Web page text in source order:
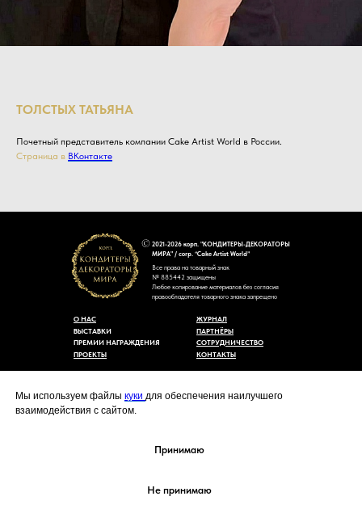
Мы используем файлы куки для обеспечения наилучшего
взаимодействия с сайтом.
Принимаю
Не принимаю
ТОЛСТЫХ ТАТЬЯНА
Почетный представитель компании Cake Artist World в России.
Страница в ВКонтакте
2021-2026 корп. "КОНДИТЕРЫ-ДЕКОРАТОРЫ
МИРА" / corp. “Cake Artist World”
Все права на товарный знак
№ 885442 защищены
Любое копирование материалов без согласия
правообладателя товарного знака запрещено
cakeartistworld@mail.ru
КОНТАКТЫ
СОТРУДНИЧЕСТВО
ЖУРНАЛ
ПАРТНЁРЫ
ПРЕМИИ НАГРАЖДЕНИЯ
ПРОЕКТЫ
ВЫСТАВКИ
О НАС
Политика конфиденциальности
Согласие на обработку персональных данных